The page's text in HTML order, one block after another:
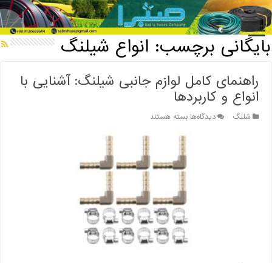
خانه / بایگانی برچسب: انواع شیلنگ
بایگانی برچسب: انواع شیلنگ
راهنمای کامل لوازم جانبی شیلنگ: آشنایی با
انواع و کاربردها
شلنگ دیدگاه‌هابرای
کامل
لوازم
جانبی
شیلنگ:
آشنایی
با
انواع
و
کاربردها
بسته هستند